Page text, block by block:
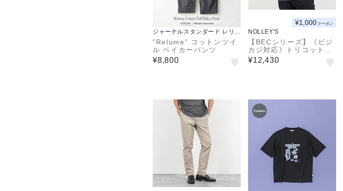
ジャーナルスタンダード レリュ
ーム
”Relume” コットンツイ
ル ベイカーパンツ
¥8,800
¥1,000 クーポン
NOLLEY'S
【BECシリーズ】《ビジ
カジ対応》トリコットP/
Oシャツ 26SS
¥12,430